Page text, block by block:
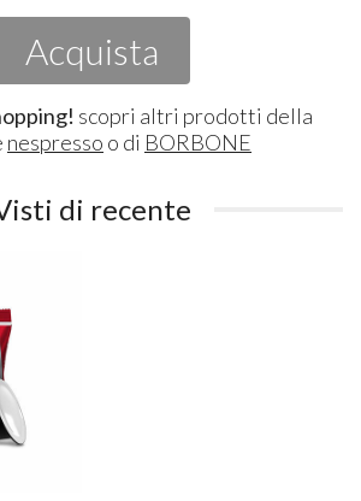
Acquista
scopri altri prodotti della
nespresso o di BORBONE
di recente